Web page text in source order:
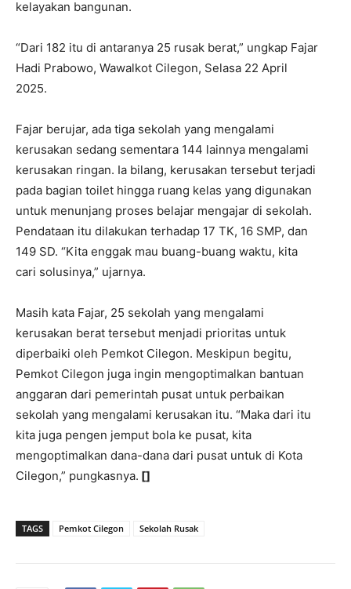
kelayakan bangunan.
“Dari 182 itu di antaranya 25 rusak berat,” ungkap Fajar
Hadi Prabowo, Wawalkot Cilegon, Selasa 22 April
2025.
Fajar berujar, ada tiga sekolah yang mengalami
kerusakan sedang sementara 144 lainnya mengalami
kerusakan ringan. Ia bilang, kerusakan tersebut terjadi
pada bagian toilet hingga ruang kelas yang digunakan
untuk menunjang proses belajar mengajar di sekolah.
Pendataan itu dilakukan terhadap 17 TK, 16 SMP, dan
149 SD. “Kita enggak mau buang-buang waktu, kita
cari solusinya,” ujarnya.
Masih kata Fajar, 25 sekolah yang mengalami
kerusakan berat tersebut menjadi prioritas untuk
diperbaiki oleh Pemkot Cilegon. Meskipun begitu,
Pemkot Cilegon juga ingin mengoptimalkan bantuan
anggaran dari pemerintah pusat untuk perbaikan
sekolah yang mengalami kerusakan itu. “Maka dari itu
kita juga pengen jemput bola ke pusat, kita
mengoptimalkan dana-dana dari pusat untuk di Kota
Cilegon,” pungkasnya. []
TAGS Pemkot Cilegon Sekolah Rusak